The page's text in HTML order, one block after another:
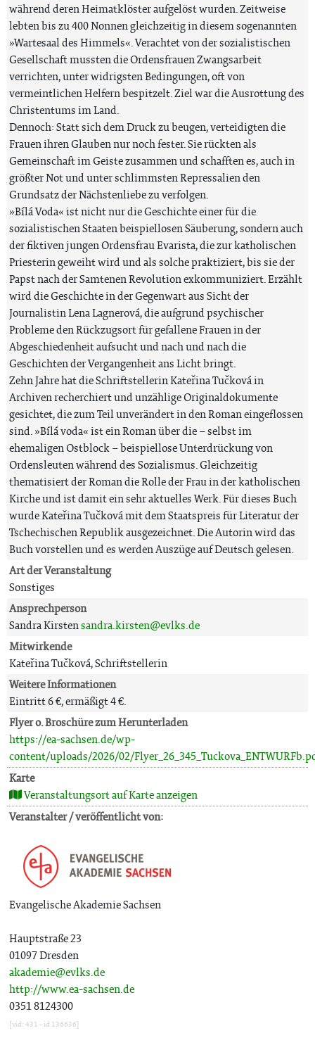
während deren Heimatklöster aufgelöst wurden. Zeitweise
lebten bis zu 400 Nonnen gleichzeitig in diesem sogenannten
»Wartesaal des Himmels«. Verachtet von der sozialistischen
Gesellschaft mussten die Ordensfrauen Zwangsarbeit
verrichten, unter widrigsten Bedingungen, oft von
vermeintlichen Helfern bespitzelt. Ziel war die Ausrottung des
Christentums im Land.
Dennoch: Statt sich dem Druck zu beugen, verteidigten die
Frauen ihren Glauben nur noch fester. Sie rückten als
Gemeinschaft im Geiste zusammen und schafften es, auch in
größter Not und unter schlimmsten Repressalien den
Grundsatz der Nächstenliebe zu verfolgen.
»Bílá Voda« ist nicht nur die Geschichte einer für die
sozialistischen Staaten beispiellosen Säuberung, sondern auch
der fiktiven jungen Ordensfrau Evarista, die zur katholischen
Priesterin geweiht wird und als solche praktiziert, bis sie der
Papst nach der Samtenen Revolution exkommuniziert. Erzählt
wird die Geschichte in der Gegenwart aus Sicht der
Journalistin Lena Lagnerová, die aufgrund psychischer
Probleme den Rückzugsort für gefallene Frauen in der
Abgeschiedenheit aufsucht und nach und nach die
Geschichten der Vergangenheit ans Licht bringt.
Zehn Jahre hat die Schriftstellerin Kateřina Tučková in
Archiven recherchiert und unzählige Originaldokumente
gesichtet, die zum Teil unverändert in den Roman eingeflossen
sind. »Bílá voda« ist ein Roman über die – selbst im
ehemaligen Ostblock – beispiellose Unterdrückung von
Ordensleuten während des Sozialismus. Gleichzeitig
thematisiert der Roman die Rolle der Frau in der katholischen
Kirche und ist damit ein sehr aktuelles Werk. Für dieses Buch
wurde Kateřina Tučková mit dem Staatspreis für Literatur der
Tschechischen Republik ausgezeichnet. Die Autorin wird das
Buch vorstellen und es werden Auszüge auf Deutsch gelesen.
Art der Veranstaltung
Sonstiges
Ansprechperson
Sandra Kirstensandra.kirsten@evlks.de
Mitwirkende
Kateřina Tučková, Schriftstellerin
Weitere Informationen
Eintritt 6 €, ermäßigt 4 €.
Flyer o. Broschüre zum Herunterladen
https://ea-sachsen.de/wp-
content/uploads/2026/02/
Karte
Veranstaltungsort auf Karte anzeigen
Veranstalter / veröffentlicht von:
Evangelische Akademie Sachsen
Hauptstraße 23
01097 Dresden
akademie@evlks.de
http://www.ea-sachsen.de
0351 8124300
[vid: 431 - id 136636]